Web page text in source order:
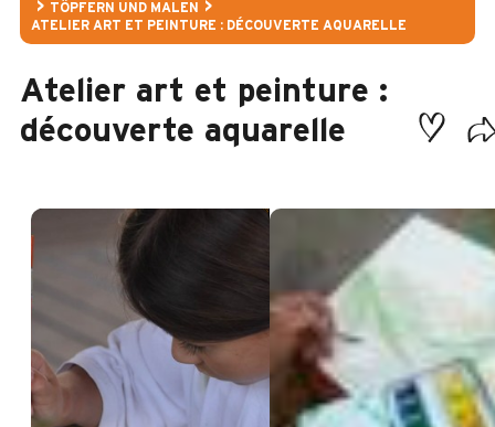
TÖPFERN UND MALEN
ATELIER ART ET PEINTURE : DÉCOUVERTE AQUARELLE
Atelier art et peinture :
découverte aquarelle